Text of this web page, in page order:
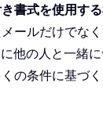
書式を使用する
ールだけでな
他の人と一緒
の条件に基づ